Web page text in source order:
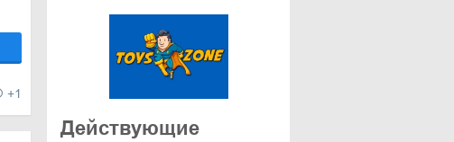
+1
Действующие